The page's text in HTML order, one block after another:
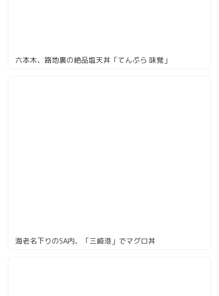
六本木、路地裏の絶品塩天丼「てんぷら 味覚」
海老名下りのSA内、「三崎港」でマグロ丼